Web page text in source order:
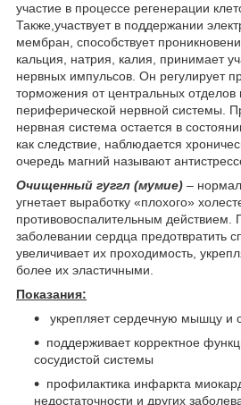
участие в процессе регенерации
Также,участвует в поддержании
мембран, способствует
кальция, натрия, калия, принимает
нервных импульсов. Он регулирует
торможения от центральных
периферической нервной системы.
нервная система остается в
как следствие, наблюдается
очередь магний называют
Очищенный гуггл (мумие) –
угнетает выработку «плохого»
противовоспалительным действием.
заболевании сердца предотвратить
увеличивает их проходимость,
более их эластичными.
Показания:
укрепляет сердечную мышцу и
поддерживает корректное
сосудистой системы
профилактика инфаркта
недостаточности и других